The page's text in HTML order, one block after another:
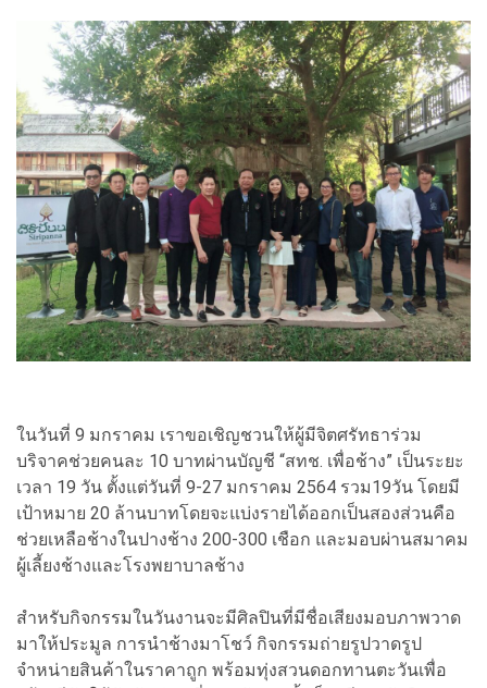
ในวันที่ 9 มกราคม เราขอเชิญชวนให้ผู้มีจิตศรัทธาร่วม
บริจาคช่วยคนละ 10 บาทผ่านบัญชี “สทช. เพื่อช้าง” เป็นระยะ
เวลา 19 วัน ตั้งแต่วันที่ 9-27 มกราคม 2564 รวม19วัน โดยมี
เป้าหมาย 20 ล้านบาทโดยจะแบ่งรายได้ออกเป็นสองส่วนคือ
ช่วยเหลือช้างในปางช้าง 200-300 เชือก และมอบผ่านสมาคม
ผู้เลี้ยงช้างและโรงพยาบาลช้าง
สำหรับกิจกรรมในวันงานจะมีศิลปินที่มีชื่อเสียงมอบภาพวาด
มาให้ประมูล การนำช้างมาโชว์ กิจกรรมถ่ายรูปวาดรูป
จำหน่ายสินค้าในราคาถูก พร้อมทุ่งสวนดอกทานตะวันเพื่อ